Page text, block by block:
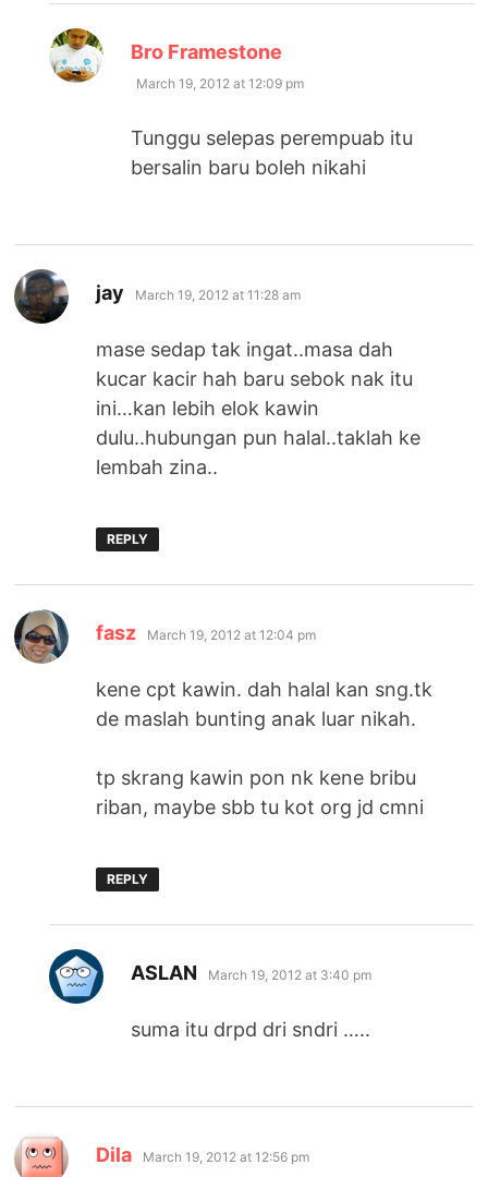
Bro Framestone
March 19, 2012 at 12:09 pm
Tunggu selepas perempuab itu
bersalin baru boleh nikahi
jay says:
March 19, 2012 at 11:28 am
mase sedap tak ingat..masa dah
kucar kacir hah baru sebok nak itu
ini…kan lebih elok kawin
dulu..hubungan pun halal..taklah ke
lembah zina..
REPLY
fasz says:
March 19, 2012 at 12:04 pm
kene cpt kawin. dah halal kan sng.tk
de maslah bunting anak luar nikah.
tp skrang kawin pon nk kene bribu
riban, maybe sbb tu kot org jd cmni
REPLY
ASLAN says:
March 19, 2012 at 3:40 pm
suma itu drpd dri sndri …..
Dila says:
March 19, 2012 at 12:56 pm